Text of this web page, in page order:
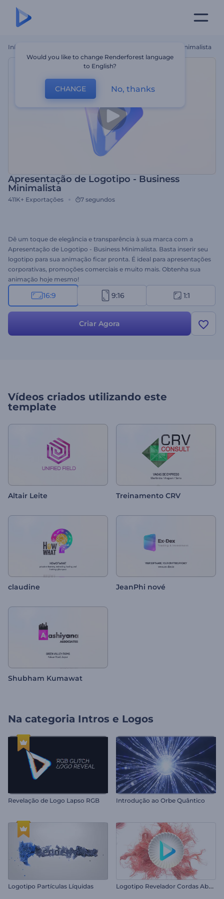
Início Apresentação De Logotipo - Business Minimalista
Apresentação de Logotipo - Business
Minimalista
411K+ Exportações 7 segundos
Dê um toque de elegância e transparência à sua marca com a
Apresentação de Logotipo - Business Minimalista. Basta inserir seu
logotipo para sua animação ficar pronta. É ideal para apresentações
corporativas, promoções comerciais e muito mais. Obtenha sua
animação hoje mesmo!
16:9 9:16 1:1
Criar Agora
Vídeos criados utilizando este
template
Altair Leite Treinamento CRV
claudine JeanPhi nové
Shubham Kumawat
Na categoria Intros e Logos
Revelação de Logo Lapso RGB Introdução ao Orbe Quântico
Logotipo Partículas Líquidas L
ogotipo Revelador Cordas Abstratas
Would you like to change Renderforest language
to English?
CHANGE No, thanks